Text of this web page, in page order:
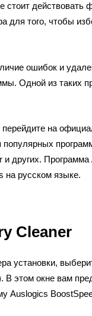
действовать
для того, чтобы
ошибок и
Одной из таких
на
других.
на русском языке.
Cleaner
установки,
В этом окне вам
Auslogics